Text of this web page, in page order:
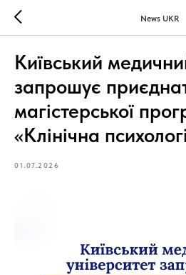
News UKR
Київський
запрошує
магістерської
«Клінічна
01.07.2026